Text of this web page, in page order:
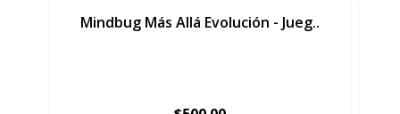
Mindbug Más Allá Evolución - Jueg..